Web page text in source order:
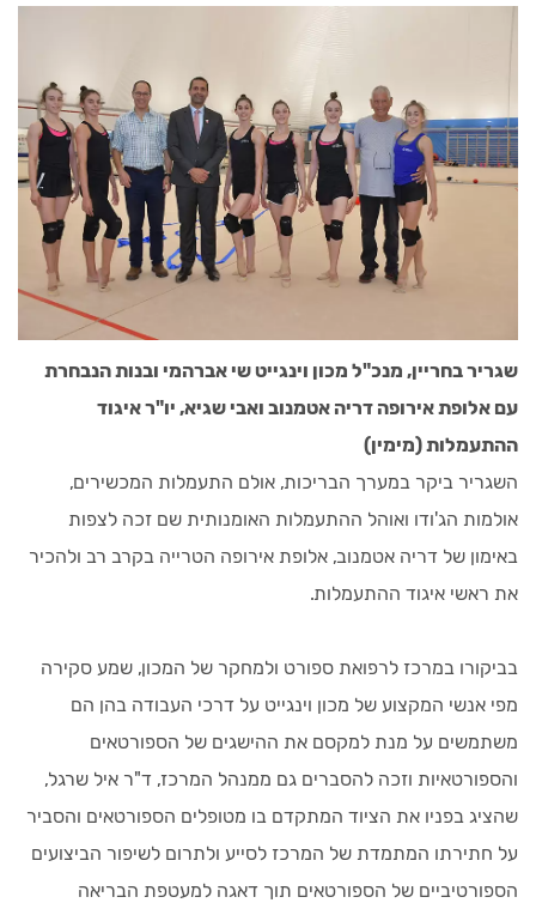
שגריר בחריין, מנכ"ל מכון וינגייט שי אברהמי ובנות הנבחרת
עם אלופת אירופה דריה אטמנוב ואבי שגיא, יו"ר איגוד
ההתעמלות (מימין)
השגריר ביקר במערך הבריכות, אולם התעמלות המכשירים,
אולמות הג'ודו ואוהל ההתעמלות האומנותית שם זכה לצפות
באימון של דריה אטמנוב, אלופת אירופה הטרייה בקרב רב ולהכיר
את ראשי איגוד ההתעמלות.
בביקורו במרכז לרפואת ספורט ולמחקר של המכון, שמע סקירה
מפי אנשי המקצוע של מכון וינגייט על דרכי העבודה בהן הם
משתמשים על מנת למקסם את ההישגים של הספורטאים
והספורטאיות וזכה להסברים גם ממנהל המרכז, ד"ר איל שרגל,
שהציג בפניו את הציוד המתקדם בו מטופלים הספורטאים והסביר
על חתירתו המתמדת של המרכז לסייע ולתרום לשיפור הביצועים
הספורטיביים של הספורטאים תוך דאגה למעטפת הבריאה